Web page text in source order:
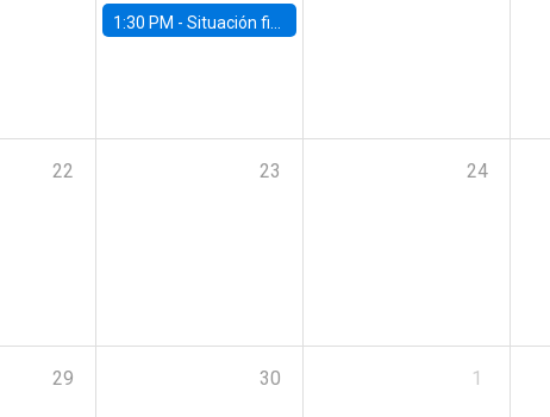
1:30 PM -Situación fiscal: cierre 2025 y perspectivas de mediano plazo 2026–2030
22 23 24
29 30 1